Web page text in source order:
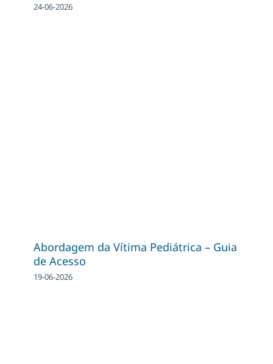
24-06-2026
Abordagem da Vítima Pediátrica – Guia
de Acesso
19-06-2026